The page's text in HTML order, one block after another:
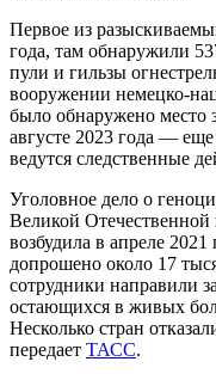
Первое из
года, там обнаружили
пули и гильзы
вооружении немецко-
было обнаружено место
августе 2023 года —
ведутся следственные
Уголовное дело о
Великой Отечественной
возбудила в апреле
допрошено около 17
сотрудники направили
остающихся в живых
Несколько стран
передает ТАСС.